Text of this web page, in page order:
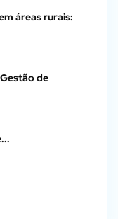
áreas rurais:
de